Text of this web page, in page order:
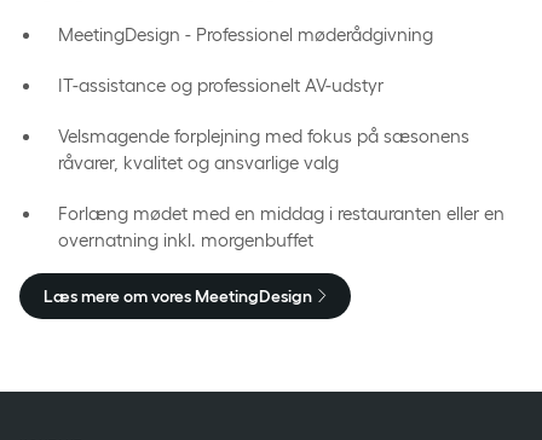
MeetingDesign - Professionel møderådgivning
IT-assistance og professionelt AV-udstyr
Velsmagende forplejning med fokus på sæsonens
råvarer, kvalitet og ansvarlige valg
Forlæng mødet med en middag i restauranten eller en
overnatning inkl. morgenbuffet
Læs mere om vores MeetingDesign